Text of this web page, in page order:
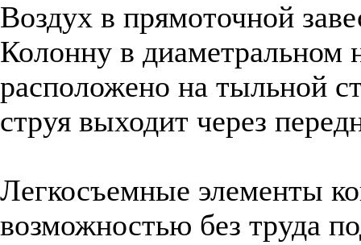
Воздух в прямоточной
Колонну в диаметральном
расположено на тыльной
струя выходит через
Легкосъемные элементы
возможностью без труда